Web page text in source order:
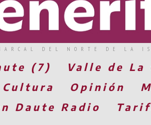
DEL NORTE DE LA
(7) Valle de La
Cultura Opinión
Daute Radio